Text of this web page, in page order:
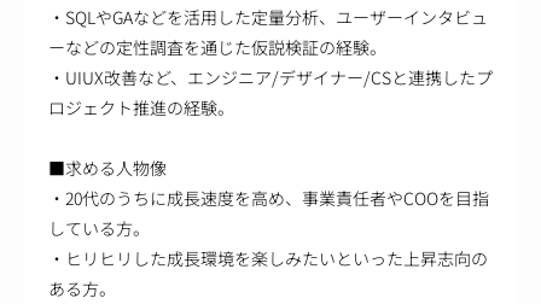
・SQLやGAなどを活用した定量分析、ユーザーインタビュ
ーなどの定性調査を通じた仮説検証の経験。
・UIUX改善など、エンジニア/デザイナー/CSと連携したプ
ロジェクト推進の経験。
■求める人物像
・20代のうちに成長速度を高め、事業責任者やCOOを目指
している方。
・ヒリヒリした成長環境を楽しみたいといった上昇志向の
ある方。